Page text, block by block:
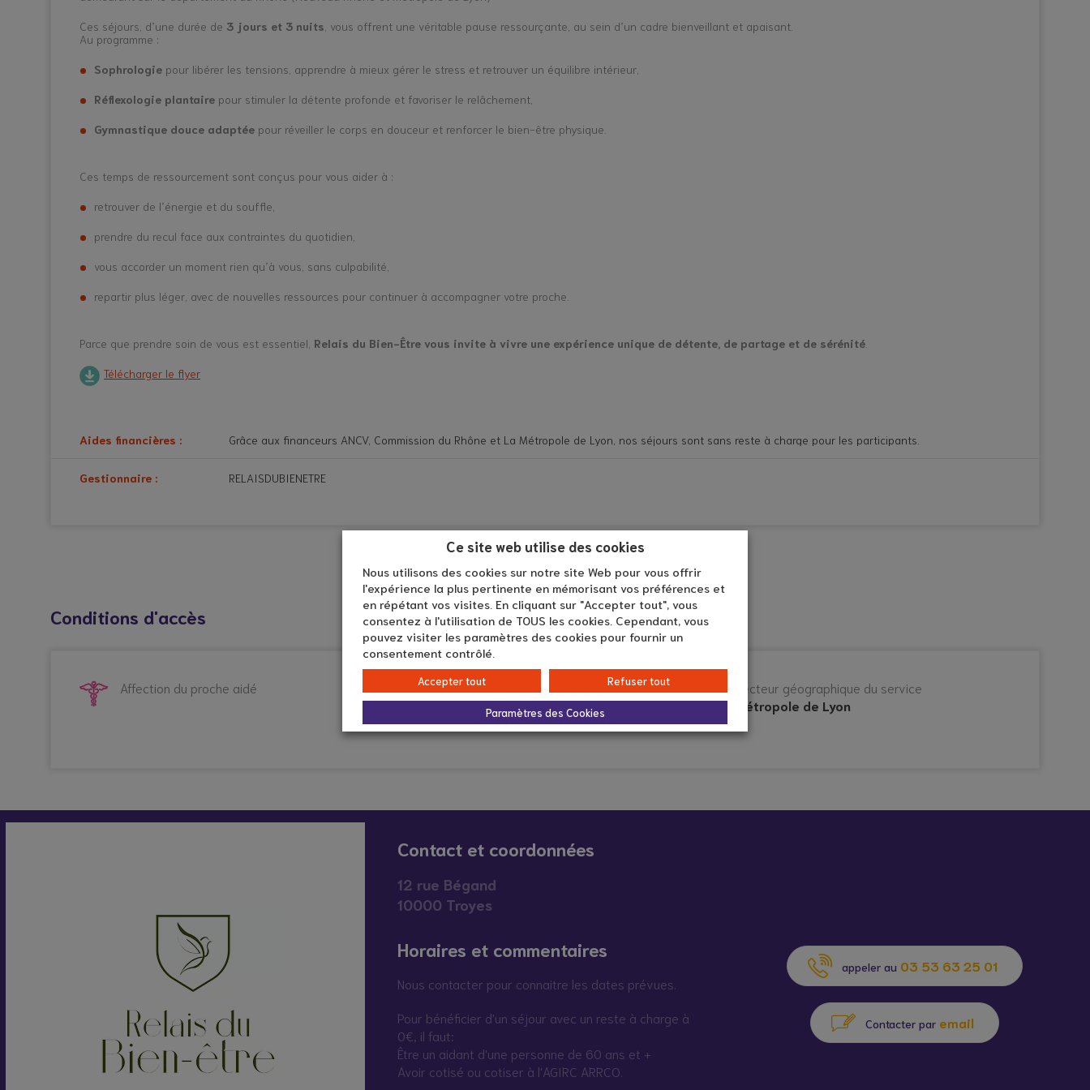
Ces séjours, d’une durée de 3 jours et 3 nuits , vous offrent une véritable pause ressourçante, au sein d’un cadre bienveillant et apaisant.
Au programme :
Sophrologie pour libérer les tensions, apprendre à mieux gérer le stress et retrouver un équilibre intérieur,
Réflexologie plantaire pour stimuler la détente profonde et favoriser le relâchement,
Gymnastique douce adaptée pour réveiller le corps en douceur et renforcer le bien-être physique.
Ces temps de ressourcement sont conçus pour vous aider à :
retrouver de l’énergie et du souffle,
prendre du recul face aux contraintes du quotidien,
vous accorder un moment rien qu’à vous, sans culpabilité,
repartir plus léger, avec de nouvelles ressources pour continuer à accompagner votre proche.
Parce que prendre soin de vous est essentiel, Relais du Bien-Être vous invite à vivre une expérience unique de détente, de partage et de sérénité
Télécharger le flyer
Aides financières : Grâce aux financeurs ANCV, Commission du Rhône et La Métropole de Lyon, nos séjours sont sans reste à charge pour les participants.
Gestionnaire : RELAISDUBIENETRE
Conditions d'accès
Affection du proche aidé
Âge du proche aidé
De 60 à 99 ans
Secteur géographique du service
Métropole de Lyon
Contact et coordonnées
12 rue Bégand
10000 Troyes
Horaires et commentaires
Nous contacter pour connaitre les dates prévues.
Pour bénéficier d'un séjour avec un reste à charge à
0€, il faut:
Être un aidant d'une personne de 60 ans et +
Avoir cotisé ou cotiser à l'AGIRC ARRCO.
appeler au 03 53 63 25 01
Contacter par email
Ce site web utilise des cookies
Nous utilisons des cookies sur notre site Web pour vous offrir
l'expérience la plus pertinente en mémorisant vos préférences et
en répétant vos visites. En cliquant sur "Accepter tout", vous
consentez à l'utilisation de TOUS les cookies. Cependant, vous
pouvez visiter les paramètres des cookies pour fournir un
consentement contrôlé.
Accepter tout Refuser tout
Paramètres des Cookies